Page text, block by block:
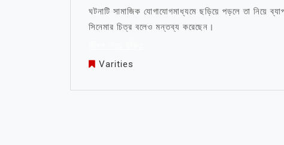
ঘটনাটি সামাজিক যোগাযোগমাধ্যমে ছড়িয়ে পড়লে তা
সিনেমার চিত্র বলেও মন্তব্য করেছেন।
Varities